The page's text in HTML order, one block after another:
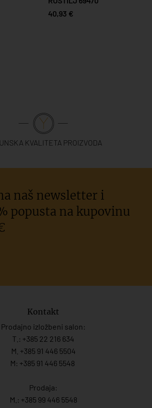
40,93 €
KVALITETA PROIZVODA
naš newsletter i
popusta na kupovinu
Kontakt
Prodajno izložbeni salon:
T.: +385 22 216 634
M. +385 91 446 5504
M: +385 91 446 5548
Prodaja:
M.: +385 99 446 5548